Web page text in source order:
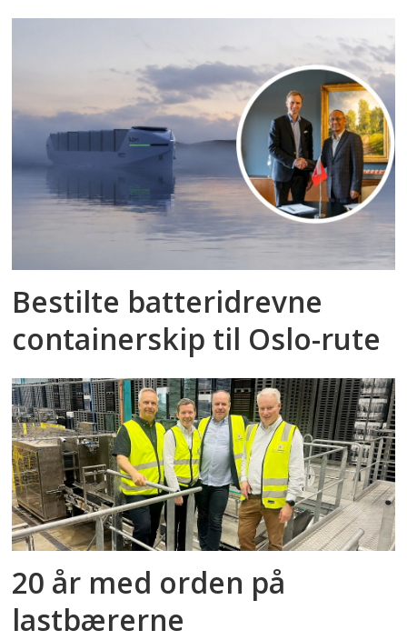
Bestilte batteridrevne
containerskip til Oslo-rute
20 år med orden på
lastbærerne